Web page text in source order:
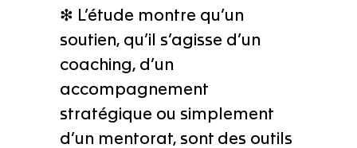
❇ L’étude montre qu’un
soutien, qu’il s’agisse d’un
coaching, d’un
accompagnement
stratégique ou simplement
d’un mentorat, sont des outils